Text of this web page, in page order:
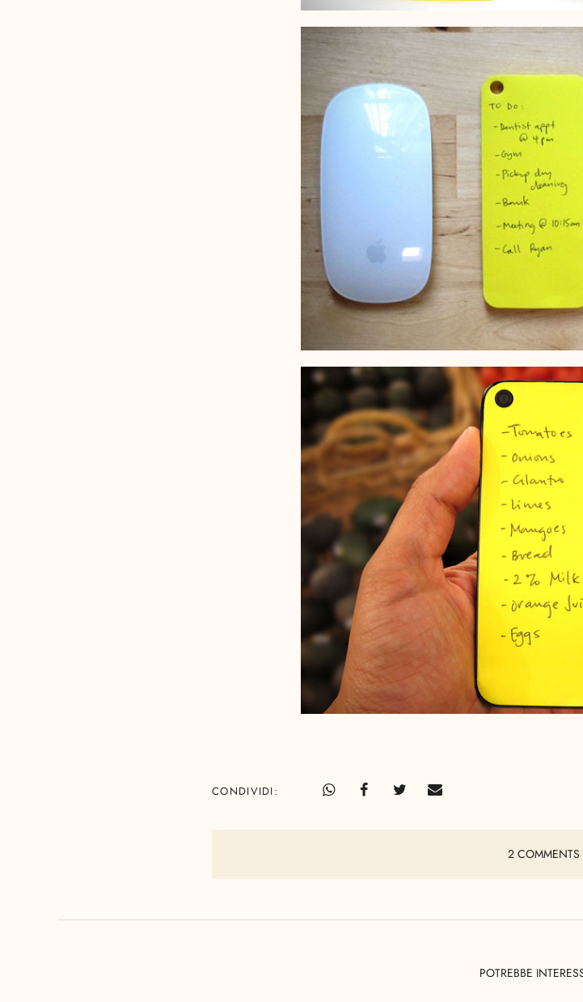
CONDIVIDI
2 COMMENTS
POTREBBE